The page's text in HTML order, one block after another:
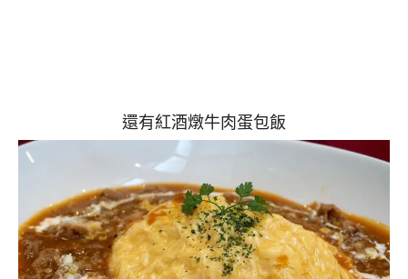
還有紅酒燉牛肉蛋包飯